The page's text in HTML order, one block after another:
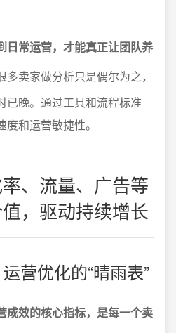
日常运营，才能真正让团队养
多卖家做分析只是偶尔为之，
已晚。通过工具和流程标准
和运营敏捷性。
、流量、广告等
，驱动持续增长
营优化的“晴雨表”
成效的核心指标，是每一个卖